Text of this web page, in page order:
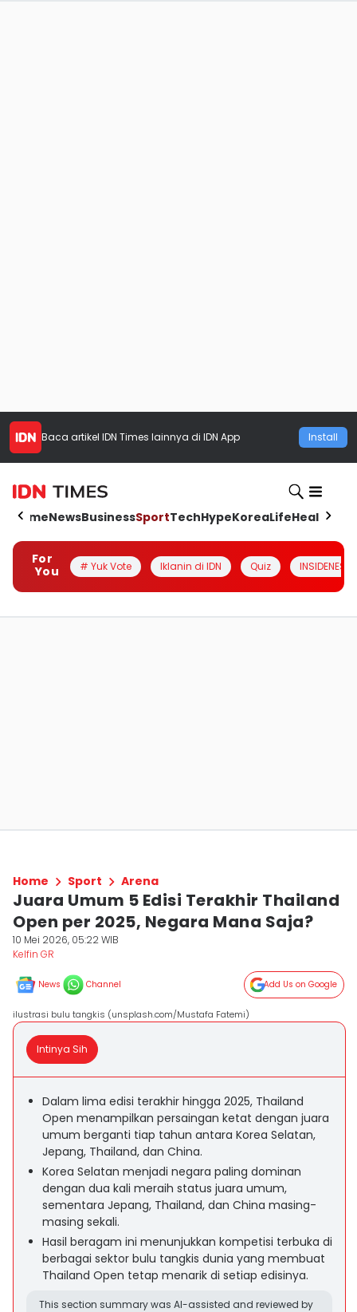
Baca artikel IDN Times lainnya di IDN App Install
HomeNewsBusinessSportTechHypeKoreaLifeHealth
For
You
# Yuk Vote Iklanin di IDN Quiz INSIDENESIA
Home Sport Arena
Juara Umum 5 Edisi Terakhir Thailand
Open per 2025, Negara Mana Saja?
10 Mei 2026, 05:22 WIB
Kelfin GR
News Channel Add Us on Google
ilustrasi bulu tangkis (unsplash.com/Mustafa Fatemi)
Intinya Sih
Dalam lima edisi terakhir hingga 2025, Thailand
Open menampilkan persaingan ketat dengan juara
umum berganti tiap tahun antara Korea Selatan,
Jepang, Thailand, dan China.
Korea Selatan menjadi negara paling dominan
dengan dua kali meraih status juara umum,
sementara Jepang, Thailand, dan China masing-
masing sekali.
Hasil beragam ini menunjukkan kompetisi terbuka di
berbagai sektor bulu tangkis dunia yang membuat
Thailand Open tetap menarik di setiap edisinya.
This section summary was AI-assisted and reviewed by